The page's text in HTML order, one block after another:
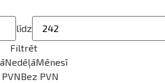
līdz
Filtrēt
NedēļāMēnesī
Bez PVN